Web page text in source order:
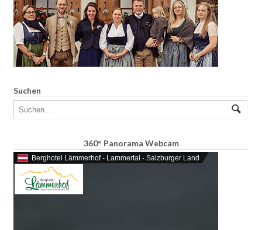
Suchen
360° Panorama Webcam
Berghotel Lämmerhof - Lammertal - Salzburger Land